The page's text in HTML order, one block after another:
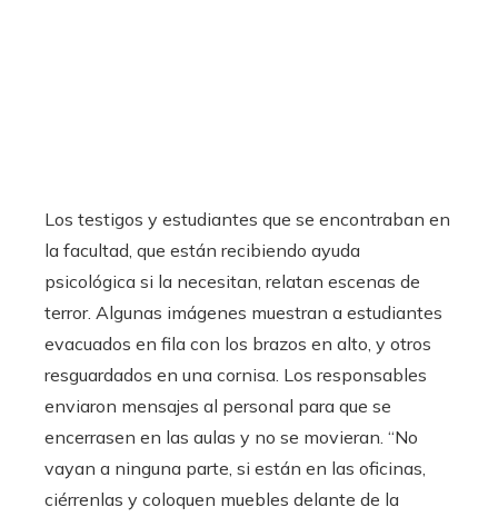
Los testigos y estudiantes que se encontraban en
la facultad, que están recibiendo ayuda
psicológica si la necesitan, relatan escenas de
terror. Algunas imágenes muestran a estudiantes
evacuados en fila con los brazos en alto, y otros
resguardados en una cornisa. Los responsables
enviaron mensajes al personal para que se
encerrasen en las aulas y no se movieran. “No
vayan a ninguna parte, si están en las oficinas,
ciérrenlas y coloquen muebles delante de la